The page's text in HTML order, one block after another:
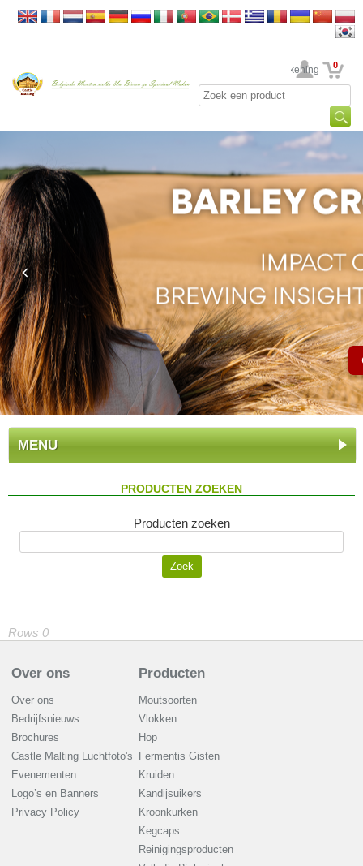
Uw rekening 0
MENU
PRODUCTEN ZOEKEN
Producten zoeken
Rows 0
Over ons
Over ons
Bedrijfsnieuws
Brochures
Castle Malting Luchtfoto's
Evenementen
Logo’s en Banners
Privacy Policy
Producten
Moutsoorten
Vlokken
Hop
Fermentis Gisten
Kruiden
Kandijsuikers
Kroonkurken
Kegcaps
Reinigingsproducten